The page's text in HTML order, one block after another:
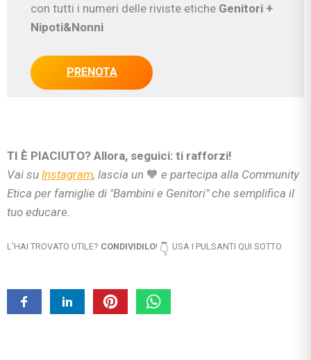
con tutti i numeri delle riviste etiche Genitori +
Nipoti&Nonni
PRENOTA
TI È PIACIUTO? Allora, seguici: ti rafforzi!
Vai su Instagram, lascia un 🧡 e partecipa alla Community
Etica per famiglie di "Bambini e Genitori" che semplifica il
tuo educare.
L'HAI TROVATO UTILE? CONDIVIDILO! 👇 USA I PULSANTI QUI SOTTO